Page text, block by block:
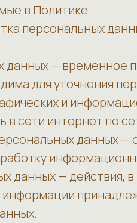
в Политике
персональных
данных —
для уточнения
и
в сети интернет по
данных —
данных — действия,